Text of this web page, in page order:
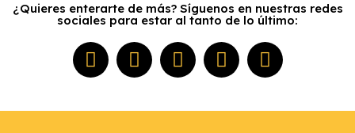
¿Quieres enterarte de más? Síguenos en nuestras redes
sociales para estar al tanto de lo último: